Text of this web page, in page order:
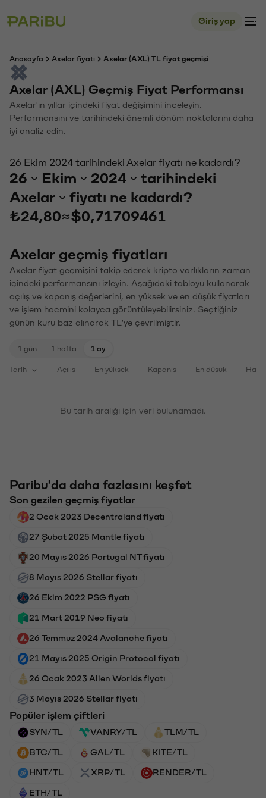
Giriş yap
Anasayfa Axelar fiyatı Axelar (AXL) TL fiyat geçmişi
Axelar (AXL) Geçmiş Fiyat Performansı
Axelar'ın yıllar içindeki fiyat değişimini inceleyin.
Performansını ve tarihindeki önemli dönüm noktalarını daha
iyi analiz edin.
26 Ekim 2024 tarihindeki Axelar fiyatı ne kadardı?
26 Ekim 2024
tarihindeki
Axelar
fiyatı ne kadardı?
₺24,80≈$0,71709461
Axelar geçmiş fiyatları
Axelar fiyat geçmişini takip ederek kripto varlıkların zaman
içindeki performansını izleyin. Aşağıdaki tabloyu kullanarak
açılış ve kapanış değerlerini, en yüksek ve en düşük fiyatları
ve işlem hacmini kolayca görüntüleyebilirsiniz. Seçtiğiniz
günün kuru baz alınarak TL'ye çevrilmiştir.
1 gün 1 hafta 1 ay
Tarih Açılış En yüksek Kapanış En düşük
Bu tarih aralığı için veri bulunamadı.
Paribu'da daha fazlasını keşfet
Son gezilen geçmiş fiyatlar
2 Ocak 2023 Decentraland fiyatı
27 Şubat 2025 Mantle fiyatı
20 Mayıs 2026 Portugal NT fiyatı
8 Mayıs 2026 Stellar fiyatı
26 Ekim 2022 PSG fiyatı
21 Mart 2019 Neo fiyatı
26 Temmuz 2024 Avalanche fiyatı
21 Mayıs 2025 Origin Protocol fiyatı
26 Ocak 2023 Alien Worlds fiyatı
3 Mayıs 2026 Stellar fiyatı
Popüler işlem çiftleri
SYN/TL VANRY/TL TLM/TL
BTC/TL GAL/TL KITE/TL
HNT/TL XRP/TL RENDER/TL
ETH/TL